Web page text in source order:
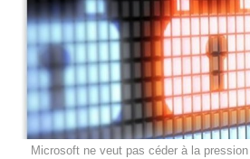
Microsoft ne veut pas céder à la